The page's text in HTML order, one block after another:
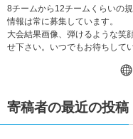
8チームから12チームくらいの
情報は常に募集しています。
大会結果画像、弾けるような笑
せ下さい。いつでもお待ちして
寄稿者の最近の投稿